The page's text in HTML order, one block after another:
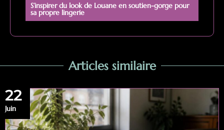
S’inspirer du look de Louane en soutien-gorge pour
sa propre lingerie
Articles similaire
22
Juin